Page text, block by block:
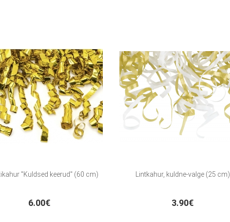
"Kuldsed keerud" (60 cm)
6.00€
Lintkahur, kuldne-valge (25 cm)
3.90€